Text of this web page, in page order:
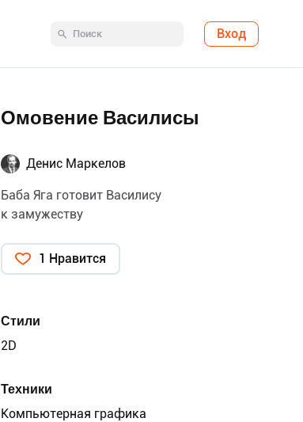
Вход
Омовение Василисы
Денис Маркелов
Баба Яга готовит Василису
к замужеству
1 Нравится
Стили
2D
Техники
Компьютерная графика